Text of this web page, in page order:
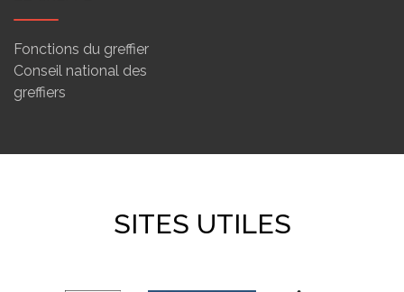
Fonctions du greffier
Conseil national des
greffiers
SITES UTILES